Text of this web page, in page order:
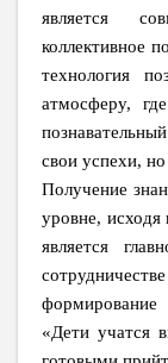
является
коллективное
технология
атмосферу,
свои успехи,
Получение
уровне, исходя
является
«Дети учатся